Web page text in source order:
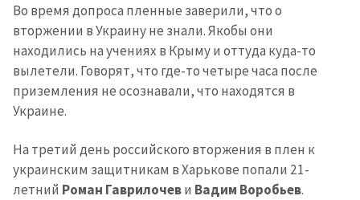
Во время допроса пленные заверили, что о
вторжении в Украину не знали. Якобы они
находились на учениях в Крыму и оттуда куда-то
вылетели. Говорят, что где-то четыре часа после
приземления не осознавали, что находятся в
Украине.
На третий день российского вторжения в плен к
украинским защитникам в Харькове попали 21-
летний Роман Гаврилочеви Вадим Воробьев.